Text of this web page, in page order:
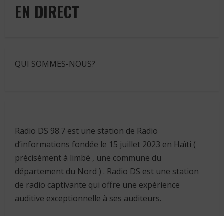
explique
l’accalmie
de
EN DIRECT
QUI SOMMES-NOUS?
Radio DS 98.7 est une station de Radio
d’informations fondée le 15 juillet 2023 en Haïti (
précisément à limbé , une commune du
département du Nord ) . Radio DS est une station
de radio captivante qui offre une expérience
auditive exceptionnelle à ses auditeurs.